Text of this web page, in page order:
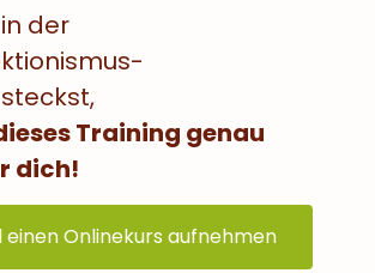
der
Training genau
dich!
einen Onlinekurs aufnehmen